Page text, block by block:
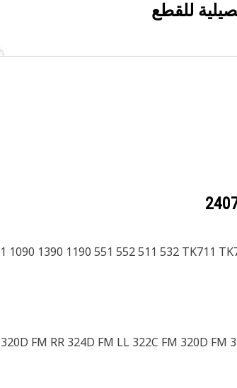
للقطع
1090 1390 1190 551 552 511 532 TK711
FM RR 324D FM LL 322C FM 320D FM